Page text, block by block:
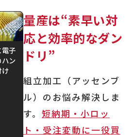
子
ン
け
量産は“素早い対
応と効率的なダン
ドリ”
組立加工（アッセンブ
ル）のお悩み解決しま
す。 短納期・小ロッ
ト・受注変動に一役買